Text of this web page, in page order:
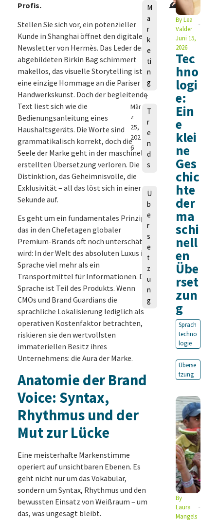
Profis.
Stellen Sie sich vor, ein potenzieller
Kunde in Shanghai öffnet den digitalen
Newsletter von Hermès. Das Leder der
abgebildeten Birkin Bag schimmert
makellos, das visuelle Storytelling ist
eine einzige Hommage an die Pariser
Handwerkskunst. Doch der begleitende
Text liest sich wie die
Bedienungsanleitung eines
Haushaltsgeräts. Die Worte sind
grammatikalisch korrekt, doch die
Seele der Marke geht in der maschinell
erstellten Übersetzung verloren. Die
Distinktion, das Geheimnisvolle, die
Exklusivität – all das löst sich in einer
Sekunde auf.
Es geht um ein fundamentales Prinzip,
das in den Chefetagen globaler
Premium-Brands oft noch unterschätzt
wird: In der Welt des absoluten Luxus ist
Sprache viel mehr als ein
Transportmittel für Informationen. Die
Sprache ist Teil des Produkts. Wenn
CMOs und Brand Guardians die
sprachliche Lokalisierung lediglich als
operativen Kostenfaktor betrachten,
riskieren sie den wertvollsten
immateriellen Besitz ihres
Unternehmens: die Aura der Marke.
Anatomie der Brand
Voice: Syntax,
Rhythmus und der
Mut zur Lücke
Eine meisterhafte Markenstimme
operiert auf unsichtbaren Ebenen. Es
geht nicht nur um das Vokabular,
sondern um Syntax, Rhythmus und den
bewussten Einsatz von Weißraum – um
das, was ungesagt bleibt.
a
a
d
e
r
Mär
z
25,
202
6
M
a
r
k
e
ti
n
g
T
r
e
n
d
s
Ü
b
e
r
s
e
t
z
u
n
g
ByLea
Valder
Juni 15,
2026
Tec
hno
logi
e:
Ein
e
klei
ne
Ges
chic
hte
der
ma
schi
nell
en
Übe
rset
zun
g
Sprach
techno
logie
Überse
tzung
By
Laura
Mangels